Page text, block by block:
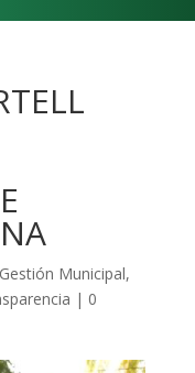
Gestión Municipal,
| 0